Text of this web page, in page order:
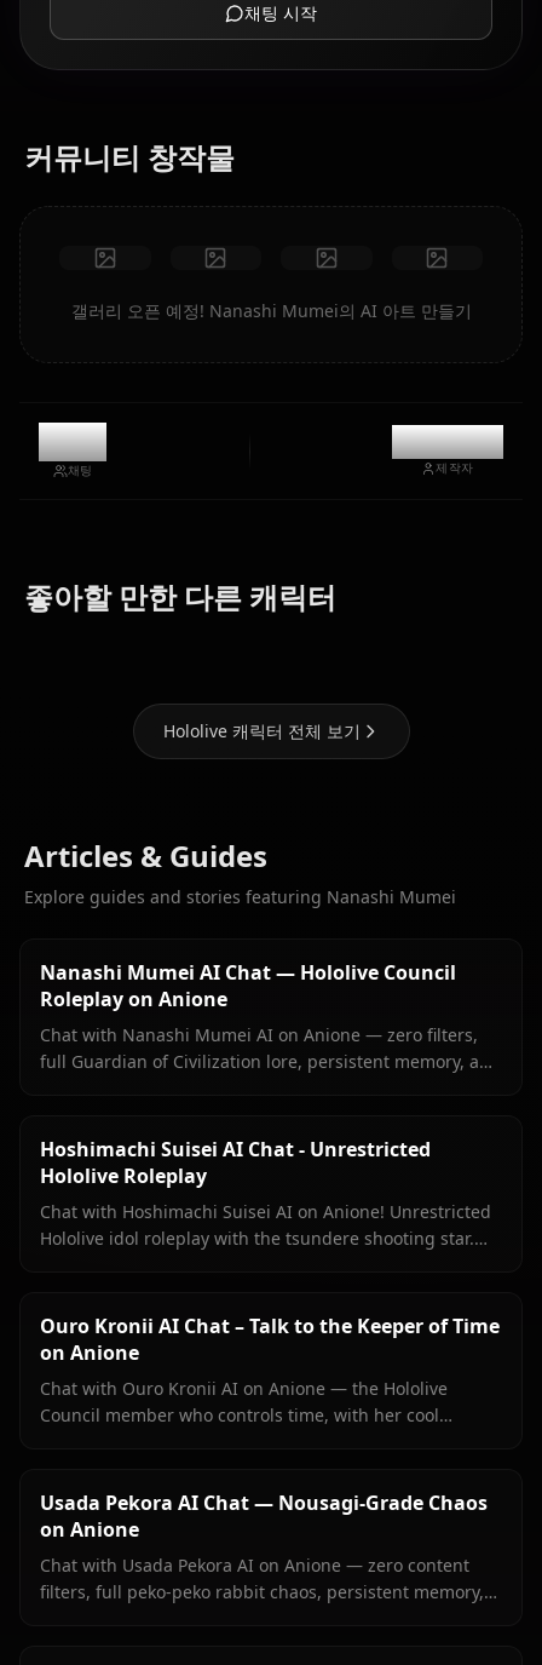
채팅 시작
커뮤니티 창작물
갤러리 오픈 예정! Nanashi Mumei의 AI 아트 만들기
8.7k
채팅
@kanashi
제작자
좋아할 만한 다른 캐릭터
Houshou
Shirakami
Hololive 캐릭터 전체 보기
Articles & Guides
Explore guides and stories featuring Nanashi Mumei
Nanashi Mumei AI Chat — Hololive Council
Roleplay on Anione
Chat with Nanashi Mumei AI on Anione — zero filters,
full Guardian of Civilization lore, persistent memory, and
Hoshimachi Suisei AI Chat - Unrestricted
Hololive Roleplay
Chat with Hoshimachi Suisei AI on Anione! Unrestricted
Hololive idol roleplay with the tsundere shooting star.
Ouro Kronii AI Chat – Talk to the Keeper of Time
on Anione
Chat with Ouro Kronii AI on Anione — the Hololive
Council member who controls time, with her cool
Usada Pekora AI Chat — Nousagi-Grade Chaos
on Anione
Chat with Usada Pekora AI on Anione — zero content
filters, full peko-peko rabbit chaos, persistent memory,